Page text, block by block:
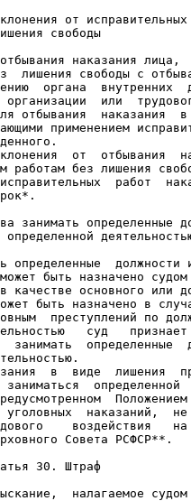
свободы
наказания лица,
лишения свободы с
органа  внутренних
или
отбывания  наказания
применением
от  отбывания
работам без лишения
работ
определенной
определенные  должности
может быть назначено
основного или
быть назначено в
преступлений по
суд
определенные
в  виде  лишения
определенной
уголовных  наказаний,
воздействия
Совета РСФСР**.
30. Штраф
налагаемое